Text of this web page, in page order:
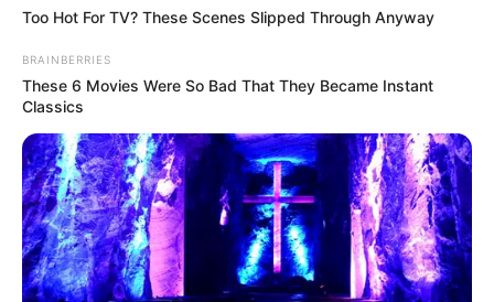
เปรียบ เงินทองมีแต่คนหาเรื่องเดือดร้อนมาให้ ทั้งคนใกล้
ตัวและไกลตัว ถ้าทำได้ให้ปฏิเสธไปก่อนจะดีกว่า ถึงแม้จะ
รู้สึกไม่ดีแต่แรก แต่พอเวลาผ่านไปก็จะดีขึ้นเอง ดีกว่าต้อง
มานั่งเป็นทุกข์ร้อนไปตลอด
ความรักเจอมือที่สามเข้ามาแทรก เอาใจคนรักให้มากๆ แล้ว
จะรู้ว่าสุดท้ายก็ต้องกลับมาตายรังเหมือนเคย
Too Hot For TV? These Scenes Slipped Through Anyway
BRAINBERRIES
These 6 Movies Were So Bad That They Became Instant
Classics